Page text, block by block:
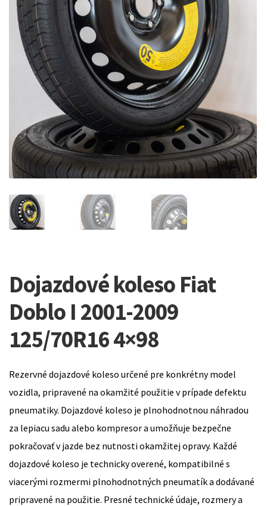
Dojazdové koleso Fiat
Doblo I 2001-2009
125/70R16 4×98
Rezervné dojazdové koleso určené pre konkrétny model
vozidla, pripravené na okamžité použitie v prípade defektu
pneumatiky. Dojazdové koleso je plnohodnotnou náhradou
za lepiacu sadu alebo kompresor a umožňuje bezpečne
pokračovať v jazde bez nutnosti okamžitej opravy. Každé
dojazdové koleso je technicky overené, kompatibilné s
viacerými rozmermi plnohodnotných pneumatík a dodávané
pripravené na použitie. Presné technické údaje, rozmery a